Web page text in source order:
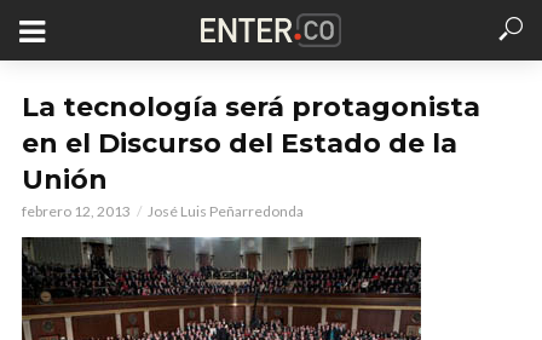
La tecnología será protagonista
en el Discurso del Estado de la
Unión
febrero 12, 2013 José Luis Peñarredonda